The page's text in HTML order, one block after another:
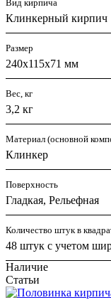
Вид кирпича
Клинкерный кирпич
Размер
240х115х71 мм
Вес, кг
3,2 кг
Материал (основной
Клинкер
Поверхность
Гладкая, Рельефная
Количество штук в
48 штук с учетом
Наличие
Статьи